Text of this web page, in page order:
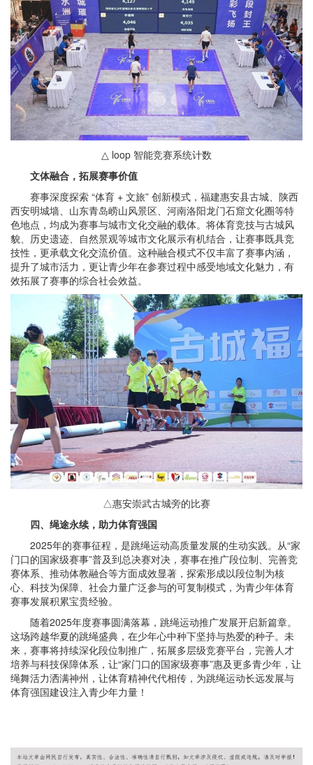
△ loop 智能竞赛系统计数
文体融合，拓展赛事价值
赛事深度探索 “体育 + 文旅” 创新模式，福建惠安县古城、陕西
西安明城墙、山东青岛崂山风景区、河南洛阳龙门石窟文化圈等特
色地点，均成为赛事与城市文化交融的载体。将体育竞技与古城风
貌、历史遗迹、自然景观等城市文化展示有机结合，让赛事既具竞
技性，更承载文化交流价值。这种融合模式不仅丰富了赛事内涵，
提升了城市活力，更让青少年在参赛过程中感受地域文化魅力，有
效拓展了赛事的综合社会效益。
△惠安崇武古城旁的比赛
四、绳途永续，助力体育强国
2025年的赛事征程，是跳绳运动高质量发展的生动实践。从“家
门口的国家级赛事”普及到总决赛对决，赛事在推广段位制、完善竞
赛体系、推动体教融合等方面成效显著，探索形成以段位制为核
心、科技为保障、社会力量广泛参与的可复制模式，为青少年体育
赛事发展积累宝贵经验。
随着2025年度赛事圆满落幕，跳绳运动推广发展开启新篇章。
这场跨越华夏的跳绳盛典，在少年心中种下坚持与热爱的种子。未
来，赛事将持续深化段位制推广，拓展多层级竞赛平台，完善人才
培养与科技保障体系，让“家门口的国家级赛事”惠及更多青少年，让
绳舞活力洒满神州，让体育精神代代相传，为跳绳运动长远发展与
体育强国建设注入青少年力量！